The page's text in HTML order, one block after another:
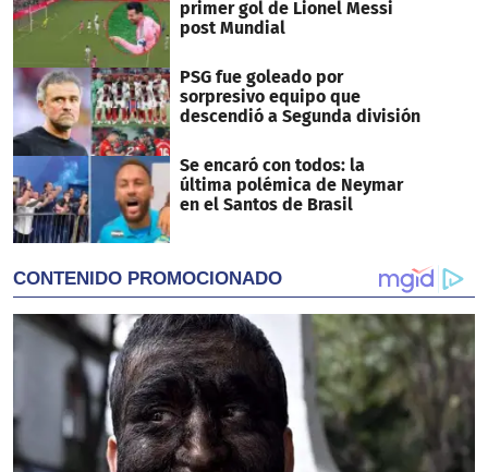
primer gol de Lionel Messi
post Mundial
PSG fue goleado por
sorpresivo equipo que
descendió a Segunda división
Se encaró con todos: la
última polémica de Neymar
en el Santos de Brasil